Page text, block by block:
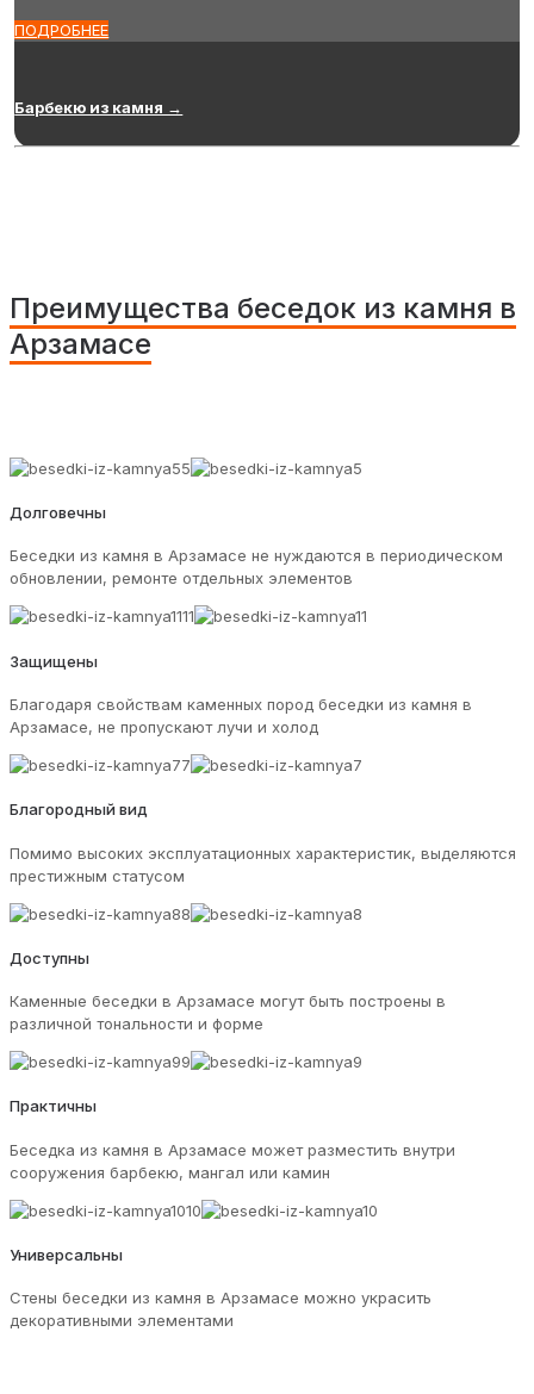
ПОДРОБНЕЕ
Барбекю из камня →
Преимущества беседок из камня в
Арзамасе
Долговечны
Беседки из камня в Арзамасе не нуждаются в периодическом
обновлении, ремонте отдельных элементов
Защищены
Благодаря свойствам каменных пород беседки из камня в
Арзамасе, не пропускают лучи и холод
Благородный вид
Помимо высоких эксплуатационных характеристик, выделяются
престижным статусом
Доступны
Каменные беседки в Арзамасе могут быть построены в
различной тональности и форме
Практичны
Беседка из камня в Арзамасе может разместить внутри
сооружения барбекю, мангал или камин
Универсальны
Стены беседки из камня в Арзамасе можно украсить
декоративными элементами